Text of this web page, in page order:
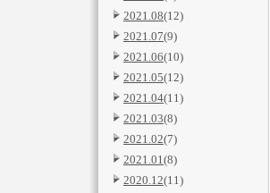
2021.08(12)
2021.07(9)
2021.06(10)
2021.05(12)
2021.04(11)
2021.03(8)
2021.02(7)
2021.01(8)
2020.12(11)